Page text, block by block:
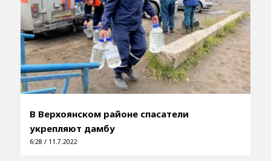
В Верхоянском районе спасатели
укрепляют дамбу
6:28 / 11.7.2022